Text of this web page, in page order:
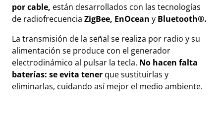
por cable, están desarrollados con las tecnologías
de radiofrecuencia ZigBee, EnOcean y Bluetooth®.
La transmisión de la señal se realiza por radio y su
alimentación se produce con el generador
electrodinámico al pulsar la tecla. No hacen falta
baterías: se evita tener que sustituirlas y
eliminarlas, cuidando así mejor el medio ambiente.